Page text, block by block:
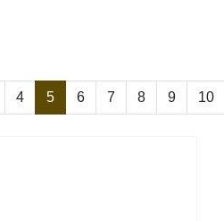
4 5 6 7 8 9 10